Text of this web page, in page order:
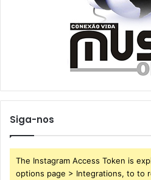
Siga-nos
The Instagram Access Token is
options page > Integrations, to to